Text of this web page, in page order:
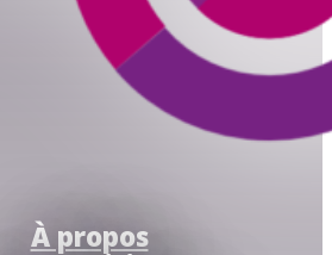
À propos